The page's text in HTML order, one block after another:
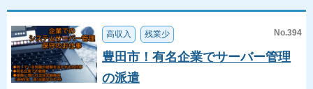
高収入 残業少 No.394
豊田市！有名企業でサーバー管理
の派遣